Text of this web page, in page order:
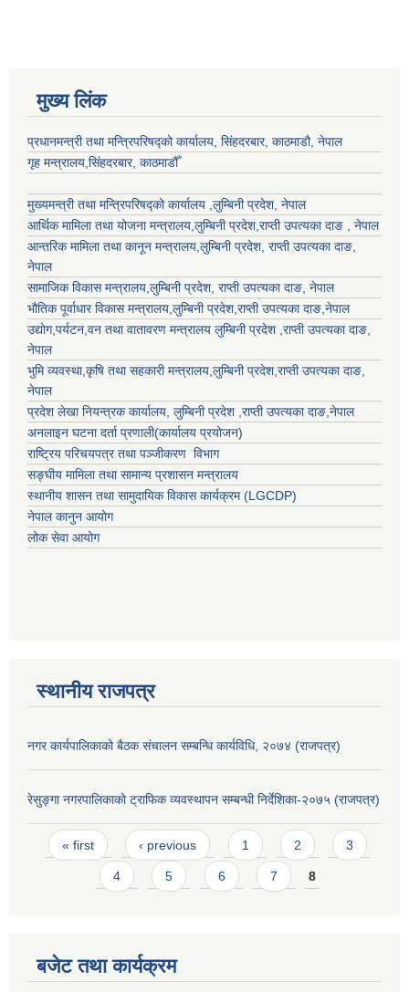
मुख्य लिंक
प्रधानमन्त्री तथा मन्त्रिपरिषद्को कार्यालय, सिंहदरबार, काठमाडौ, नेपाल
गृह मन्त्रालय,सिंहदरबार, काठमाडौँ
मुख्यमन्त्री तथा मन्त्रिपरिषद्को कार्यालय ,लुम्बिनी प्रदेश, नेपाल
आर्थिक मामिला तथा योजना मन्त्रालय,लुम्बिनी प्रदेश,राप्ती उपत्यका दाङ , नेपाल
आन्तरिक मामिला तथा कानून मन्त्रालय,लुम्बिनी प्रदेश, राप्ती उपत्यका दाङ,
नेपाल
सामाजिक विकास मन्त्रालय,लुम्बिनी प्रदेश, राप्ती उपत्यका दाङ, नेपाल
भौतिक पूर्वाधार विकास मन्त्रालय,लुम्बिनी प्रदेश,राप्ती उपत्यका दाङ,नेपाल
उद्याेग,पर्यटन,वन तथा वातावरण मन्त्रालय लुम्बिनी प्रदेश ,राप्ती उपत्यका दाङ,
नेपाल
भुमि व्यवस्था,कृषि तथा सहकारी मन्त्रालय,लुम्बिनी प्रदेश,राप्ती उपत्यका दाङ,
नेपाल
प्रदेश लेखा नियन्त्रक कार्यालय, लुम्बिनी प्रदेश ,राप्ती उपत्यका दाङ,नेपाल
अनलाइन घटना दर्ता प्रणाली(कार्यालय प्रयोजन)
राष्ट्रिय परिचयपत्र तथा पञ्जीकरण विभाग
सङ्घीय मामिला तथा सामान्य प्रशासन मन्त्रालय
स्थानीय शासन तथा सामुदायिक विकास कार्यक्रम (LGCDP)
नेपाल कानुन आयोग
लोक सेवा आयोग
स्थानीय राजपत्र
नगर कार्यपालिकाको बैठक संचालन सम्बन्धि कार्यविधि, २०७४ (राजपत्र)
रेसुङ्गा नगरपालिकाको ट्राफिक व्यवस्थापन सम्बन्धी निर्देशिका-२०७५ (राजपत्र)
Pages
« first ‹ previous 1 2 3
4 5 6 7 8
बजेट तथा कार्यक्रम